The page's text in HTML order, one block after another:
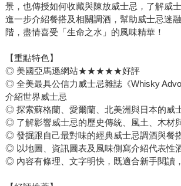
景，也傳授如何收藏與陳放威士忌，了解威
進一步介紹餐搭及相關調酒，幫助威士忌迷
階，盡情喜受「生命之水」的風味精華！
【重點特色】
◎ 美國亞馬遜網站★★★★★好評
◎ 全美最具公信力威士忌雜誌《Whisky
介紹世界威士忌
◎ 探索蘇格蘭、愛爾蘭、北美洲與日本的威
◎ 了解影響威士忌的歷史傳統、風土、木材
◎ 發掘跟自己最對味的經典威士忌調酒與餐
◎ 以地圖、資訊圖表及風味側寫介紹代表性
◎ 內容有條理、文字明快，既適合新手閱讀